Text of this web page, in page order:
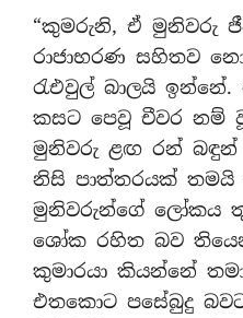
“කුමරුනි, ඒ මුනිවරු
රාජාභරණ සහිතව
රැඑවුල් බාලයි
කසට පෙවූ චීවර නම්
මුනිවරු ළඟ රන් බඳුන්
නිසි පාත්තරයක් තමයි
මුනිවරුන්ගේ ලෝකය
ශෝක රහිත බව
කුමාරයා කියන්නේ
එතකොට පසේබුදු